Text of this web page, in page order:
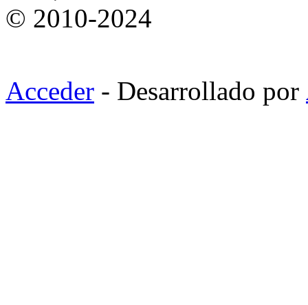
© 2010-2024
Acceder - Desarrollado por